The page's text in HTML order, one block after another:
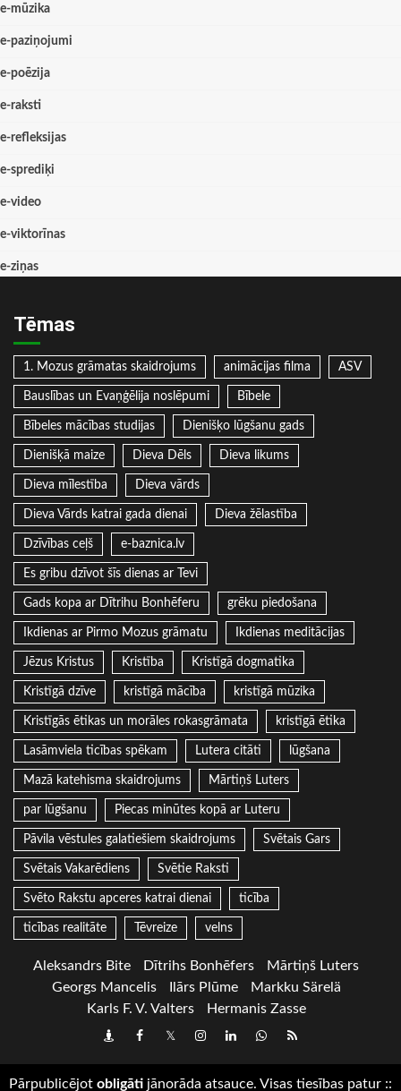
e-mūzika
e-paziņojumi
e-poēzija
e-raksti
e-refleksijas
e-sprediķi
e-video
e-viktorīnas
e-ziņas
Tēmas
1. Mozus grāmatas skaidrojums animācijas filma ASV
Bauslības un Evaņģēlija noslēpumi Bībele
Bībeles mācības studijas Dienišķo lūgšanu gads
Dienišķā maize Dieva Dēls Dieva likums
Dieva mīlestība Dieva vārds
Dieva Vārds katrai gada dienai Dieva žēlastība
Dzīvības ceļš e-baznica.lv
Es gribu dzīvot šīs dienas ar Tevi
Gads kopa ar Dītrihu Bonhēferu grēku piedošana
Ikdienas ar Pirmo Mozus grāmatu Ikdienas meditācijas
Jēzus Kristus Kristība Kristīgā dogmatika
Kristīgā dzīve kristīgā mācība kristīgā mūzika
Kristīgās ētikas un morāles rokasgrāmata kristīgā ētika
Lasāmviela ticības spēkam Lutera citāti lūgšana
Mazā katehisma skaidrojums Mārtiņš Luters
par lūgšanu Piecas minūtes kopā ar Luteru
Pāvila vēstules galatiešiem skaidrojums Svētais Gars
Svētais Vakarēdiens Svētie Raksti
Svēto Rakstu apceres katrai dienai ticība
ticības realitāte Tēvreize velns
Aleksandrs Bite Dītrihs Bonhēfers
Mārtiņš Luters
Georgs Mancelis
Ilārs Plūme
Markku Särelä
Karls F. V. Valters
Hermanis Zasse
DraugiemFacebook
TwitterInstagram
LinkedInwhatsapp
RSS
Pārpublicējot obligāti jānorāda atsauce. Visas tiesības patur ::